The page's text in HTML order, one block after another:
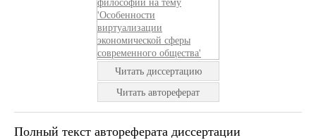
Читать диссертацию
Читать автореферат
Полный текст автореферата диссертации